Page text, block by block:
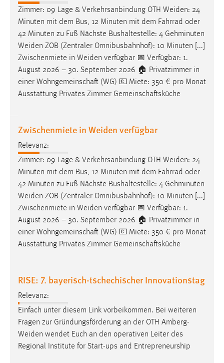
Zimmer: 09 Lage & Verkehrsanbindung OTH Weiden: 24
Minuten mit dem Bus, 12 Minuten mit dem Fahrrad oder
42 Minuten zu Fuß Nächste Bushaltestelle: 4 Gehminuten
Weiden ZOB (Zentraler Omnibusbahnhof): 10 Minuten [...]
Zwischenmiete in Weiden verfügbar 📅 Verfügbar: 1.
August 2026 – 30. September 2026 🏠 Privatzimmer in
einer Wohngemeinschaft (WG) 💶 Miete: 350 € pro Monat
Ausstattung Privates Zimmer Gemeinschaftsküche
Zwischenmiete in Weiden verfügbar
Relevanz:
Zimmer: 09 Lage & Verkehrsanbindung OTH Weiden: 24
Minuten mit dem Bus, 12 Minuten mit dem Fahrrad oder
42 Minuten zu Fuß Nächste Bushaltestelle: 4 Gehminuten
Weiden ZOB (Zentraler Omnibusbahnhof): 10 Minuten [...]
Zwischenmiete in Weiden verfügbar 📅 Verfügbar: 1.
August 2026 – 30. September 2026 🏠 Privatzimmer in
einer Wohngemeinschaft (WG) 💶 Miete: 350 € pro Monat
Ausstattung Privates Zimmer Gemeinschaftsküche
RISE: 7. bayerisch-tschechischer Innovationstag
Relevanz:
Einfach unter diesem Link vorbeikommen. Bei weiteren
Fragen zur Gründungsförderung an der OTH Amberg-
Weiden wendet Euch an den operativen Leiter des
Regional Institute for Start-ups and Entrepreneurship